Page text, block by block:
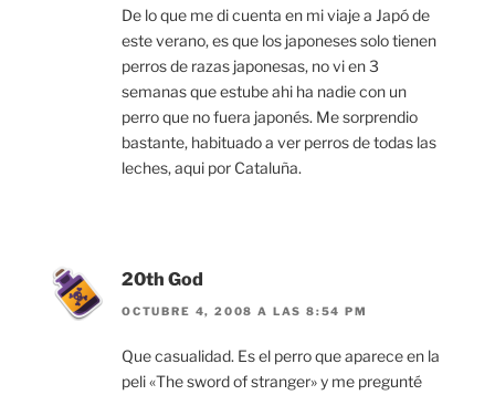
De lo que me di cuenta en mi viaje a Japó de
este verano, es que los japoneses solo tienen
perros de razas japonesas, no vi en 3
semanas que estube ahi ha nadie con un
perro que no fuera japonés. Me sorprendio
bastante, habituado a ver perros de todas las
leches, aqui por Cataluña.
20th God
OCTUBRE 4, 2008 A LAS 8:54 PM
Que casualidad. Es el perro que aparece en la
peli «The sword of stranger» y me pregunté